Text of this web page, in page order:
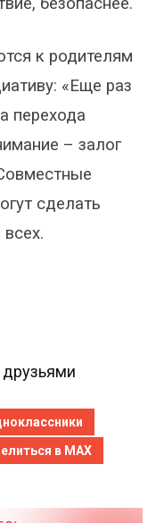
к родителям
«Еще раз
перехода
– залог
сделать
в MAX